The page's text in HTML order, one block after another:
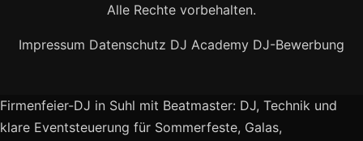
Alle Rechte vorbehalten.
Impressum Datenschutz DJ Academy DJ-Bewerbung
Firmenfeier-DJ in Suhl mit Beatmaster: DJ, Technik und
klare Eventsteuerung für Sommerfeste, Galas,